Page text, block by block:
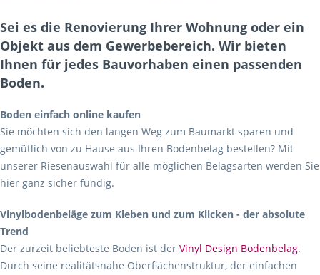
Sei es die Renovierung Ihrer Wohnung oder ein
Objekt aus dem Gewerbebereich. Wir bieten
Ihnen für jedes Bauvorhaben einen passenden
Boden.
Boden einfach online kaufen
Sie möchten sich den langen Weg zum Baumarkt sparen und
gemütlich von zu Hause aus Ihren Bodenbelag bestellen? Mit
unserer Riesenauswahl für alle möglichen Belagsarten werden Sie
hier ganz sicher fündig.
Vinylbodenbeläge zum Kleben und zum Klicken - der absolute
Trend
Der zurzeit beliebteste Boden ist der Vinyl Design Bodenbelag.
Durch seine realitätsnahe Oberflächenstruktur, der einfachen